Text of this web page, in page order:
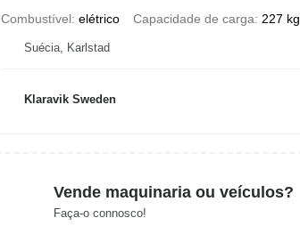
Combustível elétrico Capacidade de carga 227 kg
Suécia, Karlstad
Klaravik Sweden
Vende maquinaria ou veículos?
Faça-o connosco!